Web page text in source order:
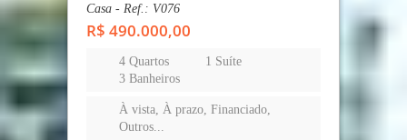
Casa - Ref.: V076
R$ 490.000,00
4 Quartos
1 Suíte
3 Banheiros
À vista, À prazo, Financiado,
Outros...